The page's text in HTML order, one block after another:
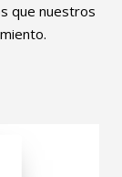
que nuestros